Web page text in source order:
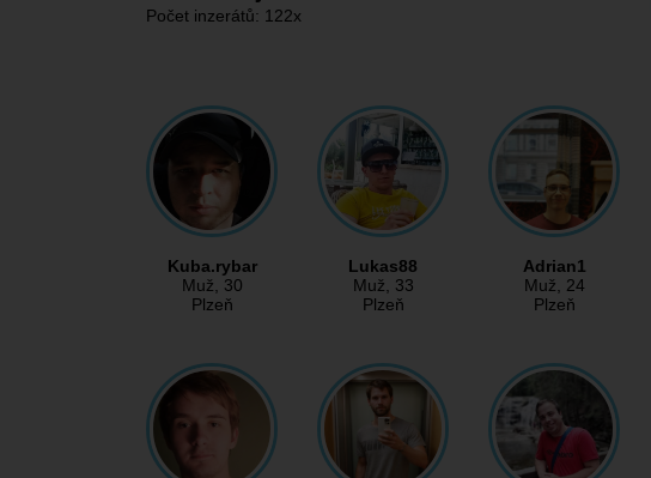
Počet inzerátů: 122x
Kuba.rybar
Muž, 30
Plzeň
Lukas88
Muž, 33
Plzeň
Adrian1
Muž, 24
Plzeň